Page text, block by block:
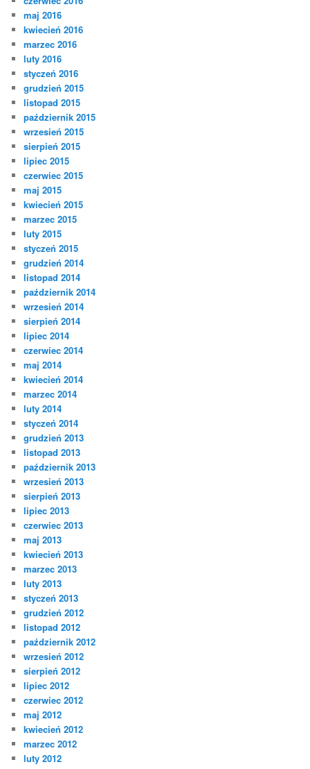
maj 2016
kwiecień 2016
marzec 2016
luty 2016
styczeń 2016
grudzień 2015
listopad 2015
październik 2015
wrzesień 2015
sierpień 2015
lipiec 2015
czerwiec 2015
maj 2015
kwiecień 2015
marzec 2015
luty 2015
styczeń 2015
grudzień 2014
listopad 2014
październik 2014
wrzesień 2014
sierpień 2014
lipiec 2014
czerwiec 2014
maj 2014
kwiecień 2014
marzec 2014
luty 2014
styczeń 2014
grudzień 2013
listopad 2013
październik 2013
wrzesień 2013
sierpień 2013
lipiec 2013
czerwiec 2013
maj 2013
kwiecień 2013
marzec 2013
luty 2013
styczeń 2013
grudzień 2012
listopad 2012
październik 2012
wrzesień 2012
sierpień 2012
lipiec 2012
czerwiec 2012
maj 2012
kwiecień 2012
marzec 2012
luty 2012